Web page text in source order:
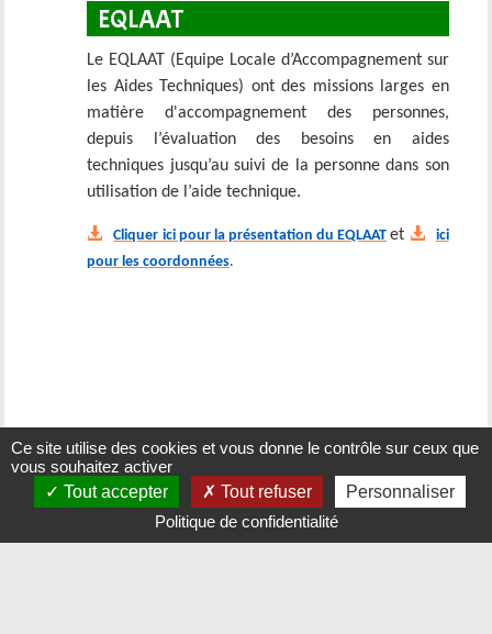
EQLAAT
Le EQLAAT (Equipe Locale d’Accompagnement sur
les Aides Techniques) ont des missions larges en
matière d'accompagnement des personnes,
depuis l’évaluation des besoins en aides
techniques jusqu’au suivi de la personne dans son
utilisation de l’aide technique.
Cliquer ici pour la présentation du EQLAAT et
ici
pour les coordonnées.
Ce site utilise des cookies et vous donne le contrôle sur ceux que
vous souhaitez activer
Tout accepter
Tout refuser
Personnaliser
Politique de confidentialité